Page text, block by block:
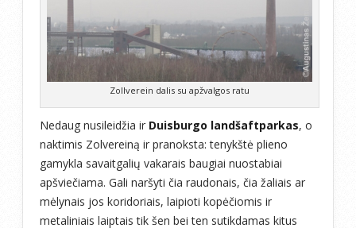
Zollverein dalis su apžvalgos ratu
Nedaug nusileidžia ir Duisburgo landšaftparkas, o
naktimis Zolvereiną ir pranoksta: tenykštė plieno
gamykla savaitgalių vakarais baugiai nuostabiai
apšviečiama. Gali naršyti čia raudonais, čia žaliais ar
mėlynais jos koridoriais, laipioti kopėčiomis ir
metaliniais laiptais tik šen bei ten sutikdamas kitus